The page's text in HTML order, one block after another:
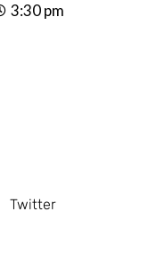
3:30 pm
Twitter